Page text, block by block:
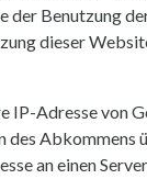
der Benutzung
dieser
IP-Adresse von
Abkommens
an einen